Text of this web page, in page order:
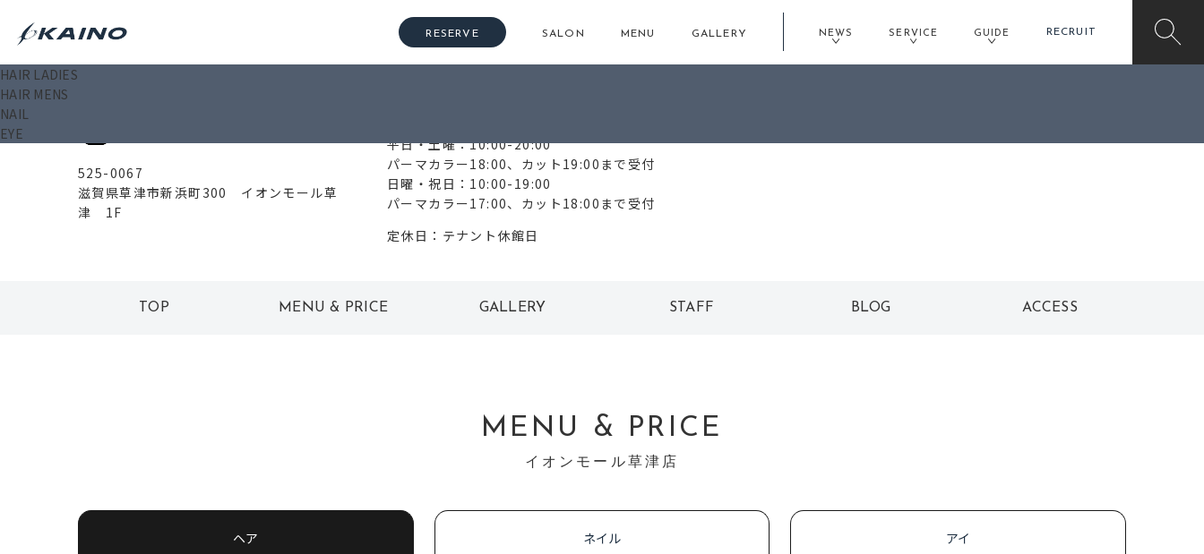
RESERVE SALON MENU GALLERY NEWS SERVICE GUIDE RECRUIT
HAIR LADIES
HAIR MENS
NAIL
EYE
525-0067
滋賀県草津市新浜町300 イオンモール草
津 1F
平日・土曜：10:00-20:00
パーマカラー18:00、カット19:00まで受付
日曜・祝日：10:00-19:00
パーマカラー17:00、カット18:00まで受付
定休日：テナント休館日
TOP MENU & PRICE GALLERY STAFF BLOG ACCESS
MENU & PRICE
イオンモール草津店
ヘア ネイル アイ